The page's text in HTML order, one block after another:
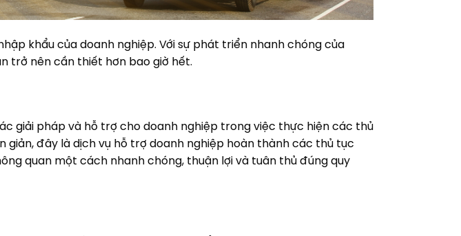
khẩu của doanh nghiệp. Với sự phát triển nhanh chóng của
trở nên cần thiết hơn bao giờ hết.
giải pháp và hỗ trợ cho doanh nghiệp trong việc thực hiện các thủ
giản, đây là dịch vụ hỗ trợ doanh nghiệp hoàn thành các thủ tục
quan một cách nhanh chóng, thuận lợi và tuân thủ đúng quy